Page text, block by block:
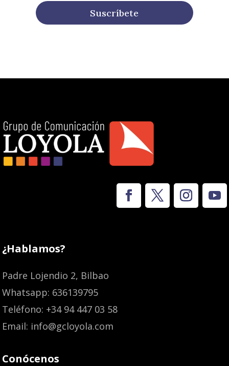
Suscríbete
¿Hablamos?
Padre Lojendio 2, Bilbao
Whatsapp: 636139795
Teléfono: +34 94 447 03 58
Email: info@gcloyola.com
Conócenos